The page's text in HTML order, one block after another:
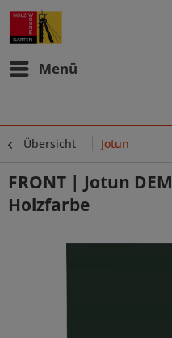
Menü
Übersicht Jotun
FRONT | Jotun
Holzfarbe